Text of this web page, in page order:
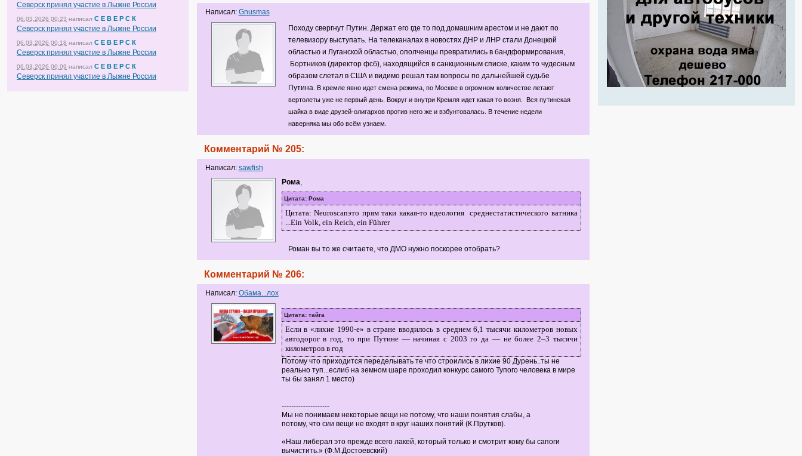
Северск принял участие в Лыжне России
06.03.2026 00:23 написал С Е В Е Р С К
Северск принял участие в Лыжне России
06.03.2026 00:18 написал С Е В Е Р С К
Северск принял участие в Лыжне России
06.03.2026 00:09 написал С Е В Е Р С К
Северск принял участие в Лыжне России
Написал: Gnusmas
Походу свергнут Путин. Держат его где то под домашним арестом и не дают по
телевизору выступать. На телеканалах в новостях ДНР и ЛНР стали Донецкой
областью и Луганской областью, ополченцы превратились в бандформирования,
Бортников (директор фсб), находящийся в санкционным списке, каким то чудесным
образом слетал в США и видимо решал там вопросы по дальнейшей судьбе
Путина. В кремле явно идет смена режима, по Москве в огромном количестве летают
вертолеты уже не первый день. Вокруг и внутри Кремля идет какая то возня. Вся путинская
шайка в виде друзей-олигархов против него же и взбунтовалась. В течение недели
наверняка мы обо всём узнаем.
Комментарий № 205:
Написал: sawfish
Рома,
Цитата: Рома
Цитата: Neuroscanэто прям таки какая-то идеология среднестатистического ватника
...Ein Volk, ein Reich, ein Führer
Роман вы то же считаете, что ДМО нужно поскорее отобрать?
Комментарий № 206:
Написал: Обама...лох
Цитата: тайга
Если в «лихие 1990-е» в стране вводилось в среднем 6,1 тысячи километров новых
автодорог в год, то при Путине — начиная с 2003 го да — не более 2–3 тысячи
километров в год
Потому что приходится переделывать те что строились в лихие 90 Дурень..ты не
реально туп...еслиб на земном шаре проходил конкурс самого Тупого человека в мире
ты бы занял 1 место)
--------------------
Мы не понимаем некоторые вещи не потому, что наши понятия слабы, а
потому, что сии вещи не входят в круг наших понятий (К.Прутков).
«Наш либерал это прежде всего лакей, который только и смотрит кому бы сапоги
вычистить.» (Ф.М.Достоевский)